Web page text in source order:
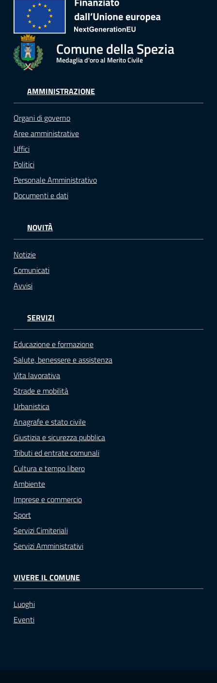
Comune della Spezia
Medaglia d'oro al Merito Civile
AMMINISTRAZIONE
Organi di governo
Aree amministrative
Uffici
Politici
Personale Amministrativo
Documenti e dati
NOVITÀ
Notizie
Comunicati
Avvisi
SERVIZI
Educazione e formazione
Salute, benessere e assistenza
Vita lavorativa
Strade e mobilità
Urbanistica
Anagrafe e stato civile
Giustizia e sicurezza pubblica
Tributi ed entrate comunali
Cultura e tempo libero
Ambiente
Imprese e commercio
Sport
Servizi Cimiteriali
Servizi Amministrativi
VIVERE IL COMUNE
Luoghi
Eventi